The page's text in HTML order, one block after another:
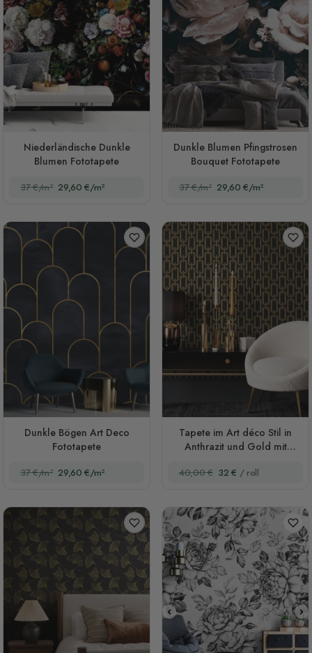
Niederländische Dunkle
Blumen Fototapete
37 €/m² 29,60 €/m²
Dunkle Blumen Pfingstrosen
Bouquet Fototapete
37 €/m² 29,60 €/m²
Dunkle Bögen Art Deco
Fototapete
37 €/m² 29,60 €/m²
Tapete im Art déco Stil in
Anthrazit und Gold mit
40,00 € 32 € / roll